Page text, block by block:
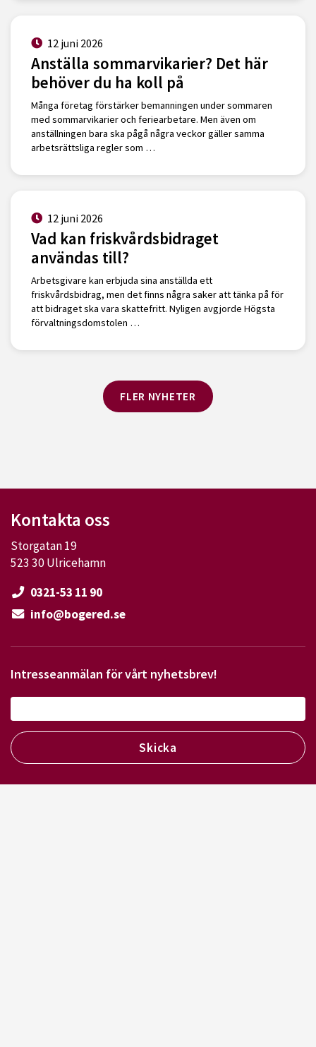
12 juni 2026
Anställa sommarvikarier? Det här
behöver du ha koll på
Många företag förstärker bemanningen under sommaren
med sommarvikarier och feriearbetare. Men även om
anställningen bara ska pågå några veckor gäller samma
arbetsrättsliga regler som …
12 juni 2026
Vad kan friskvårdsbidraget
användas till?
Arbetsgivare kan erbjuda sina anställda ett
friskvårdsbidrag, men det finns några saker att tänka på för
att bidraget ska vara skattefritt. Nyligen avgjorde Högsta
förvaltningsdomstolen …
FLER NYHETER
Kontakta oss
Storgatan 19
523 30 Ulricehamn
0321-53 11 90
info@bogered.se
Intresseanmälan för vårt nyhetsbrev!